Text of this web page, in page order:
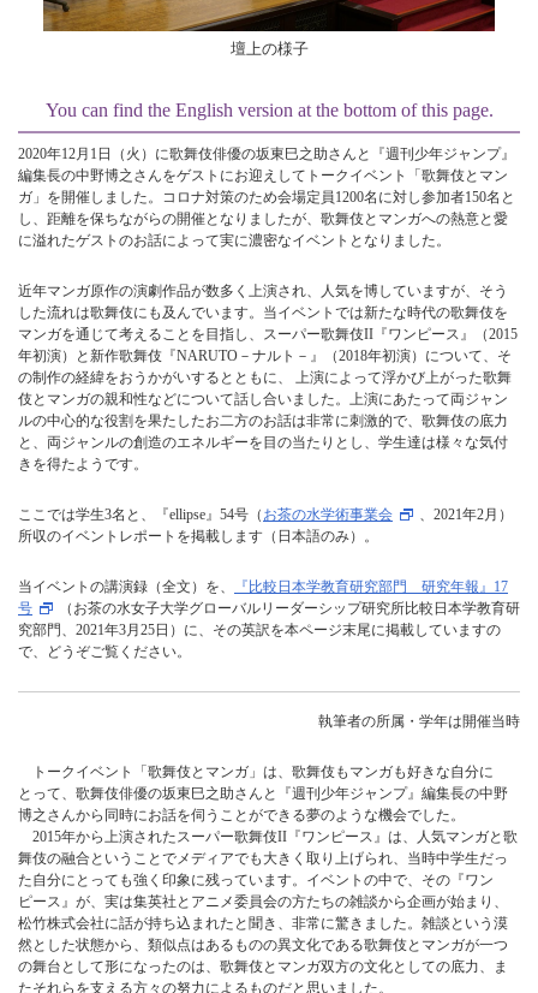
壇上の様子
You can find the English version at the bottom of this page.
2020年12月1日（火）に歌舞伎俳優の坂東巳之助さんと『週刊少年ジャンプ』
編集長の中野博之さんをゲストにお迎えしてトークイベント「歌舞伎とマン
ガ」を開催しました。コロナ対策のため会場定員1200名に対し参加者150名と
し、距離を保ちながらの開催となりましたが、歌舞伎とマンガへの熱意と愛
に溢れたゲストのお話によって実に濃密なイベントとなりました。
近年マンガ原作の演劇作品が数多く上演され、人気を博していますが、そう
した流れは歌舞伎にも及んでいます。当イベントでは新たな時代の歌舞伎を
マンガを通じて考えることを目指し、スーパー歌舞伎II『ワンピース』（2015
年初演）と新作歌舞伎『NARUTO－ナルト－』（2018年初演）について、そ
の制作の経緯をおうかがいするとともに、 上演によって浮かび上がった歌舞
伎とマンガの親和性などについて話し合いました。上演にあたって両ジャン
ルの中心的な役割を果たしたお二方のお話は非常に刺激的で、歌舞伎の底力
と、両ジャンルの創造のエネルギーを目の当たりとし、学生達は様々な気付
きを得たようです。
ここでは学生3名と、『ellipse』54号（ お茶の水学術事業会
、2021年2月）
所収のイベントレポートを掲載します（日本語のみ）。
当イベントの講演録（全文）を、
『比較日本学教育研究部門 研究年報』17
号
（お茶の水女子大学グローバルリーダーシップ研究所比較日本学教育研
究部門、2021年3月25日）に、その英訳を本ページ末尾に掲載していますの
で、どうぞご覧ください。
執筆者の所属・学年は開催当時
トークイベント「歌舞伎とマンガ」は、歌舞伎もマンガも好きな自分に
とって、歌舞伎俳優の坂東巳之助さんと『週刊少年ジャンプ』編集長の中野
博之さんから同時にお話を伺うことができる夢のような機会でした。
2015年から上演されたスーパー歌舞伎II『ワンピース』は、人気マンガと歌
舞伎の融合ということでメディアでも大きく取り上げられ、当時中学生だっ
た自分にとっても強く印象に残っています。イベントの中で、その『ワン
ピース』が、実は集英社とアニメ委員会の方たちの雑談から企画が始まり、
松竹株式会社に話が持ち込まれたと聞き、非常に驚きました。雑談という漠
然とした状態から、類似点はあるものの異文化である歌舞伎とマンガが一つ
の舞台として形になったのは、歌舞伎とマンガ双方の文化としての底力、ま
たそれらを支える方々の努力によるものだと思いました。